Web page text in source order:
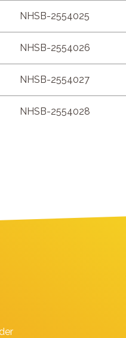
NHSB-2554025
NHSB-2554026
NHSB-2554027
NHSB-2554028